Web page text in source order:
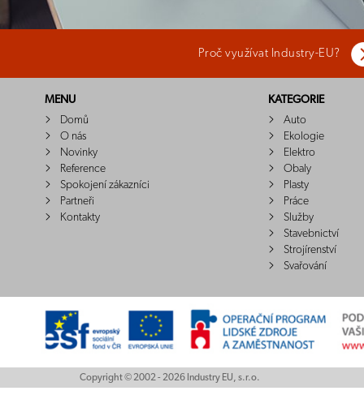
Proč využívat Industry-EU?
MENU
Domů
O nás
Novinky
Reference
Spokojení zákazníci
Partneři
Kontakty
KATEGORIE
Auto
Ekologie
Elektro
Obaly
Plasty
Práce
Služby
Stavebnictví
Strojírenství
Svařování
Copyright © 2002 - 2026 Industry EU, s.r.o.